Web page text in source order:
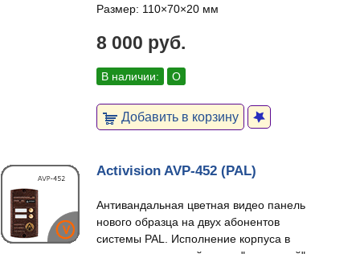
Размер: 110×70×20 мм
8 000 руб.
В наличии: О
Добавить в корзину
Activision AVP-452 (PAL)
Антивандальная цветная видео панель
нового образца на двух абонентов
системы PAL. Исполнение корпуса в